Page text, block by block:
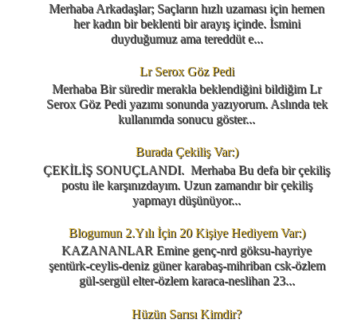
Merhaba Arkadaşlar; Saçların hızlı uzaması için hemen
her kadın bir beklenti bir arayış içinde. İsmini
duyduğumuz ama tereddüt e...
Lr Serox Göz Pedi
Merhaba Bir süredir merakla beklendiğini bildiğim Lr
Serox Göz Pedi yazımı sonunda yazıyorum. Aslında tek
kullanımda sonucu göster...
Burada Çekiliş Var:)
ÇEKİLİŞ SONUÇLANDI. Merhaba Bu defa bir çekiliş
postu ile karşınızdayım. Uzun zamandır bir çekiliş
yapmayı düşünüyor...
Blogumun 2.Yılı İçin 20 Kişiye Hediyem Var:)
KAZANANLAR Emine genç-nrd göksu-hayriye
şentürk-ceylis-deniz güner karabaş-mihriban csk-özlem
gül-sergül elter-özlem karaca-neslihan 23...
Hüzün Sarısı Kimdir?